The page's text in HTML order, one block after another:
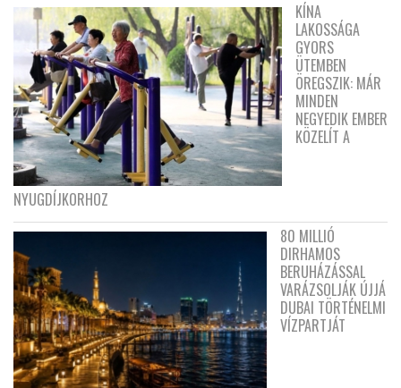
KÍNA
LAKOSSÁGA
GYORS
ÜTEMBEN
ÖREGSZIK: MÁR
MINDEN
NEGYEDIK EMBER
KÖZELÍT A
NYUGDÍJKORHOZ
80 MILLIÓ
DIRHAMOS
BERUHÁZÁSSAL
VARÁZSOLJÁK ÚJJÁ
DUBAI TÖRTÉNELMI
VÍZPARTJÁT